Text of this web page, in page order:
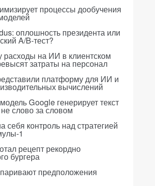
процессы дообучения
оплошность президента или
A/B-тест?
расходы на ИИ в клиентском
затраты на персонал
платформу для ИИ и
вычислений
Google генерирует текст
слово за словом
себя контроль над стратегией
1
рецепт рекордно
бургера
предположения